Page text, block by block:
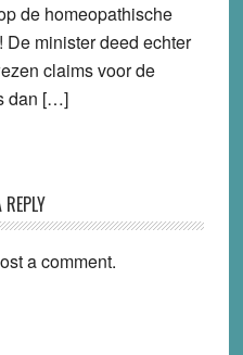
de homeopathische
minister deed echter
claims voor de
dan […]
REPLY
a comment.